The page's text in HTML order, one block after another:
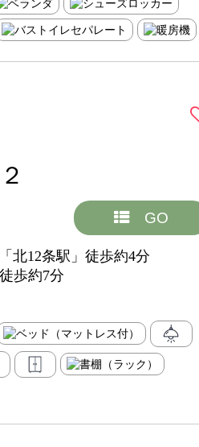
GO
北12条駅」徒歩約4分
歩約7分